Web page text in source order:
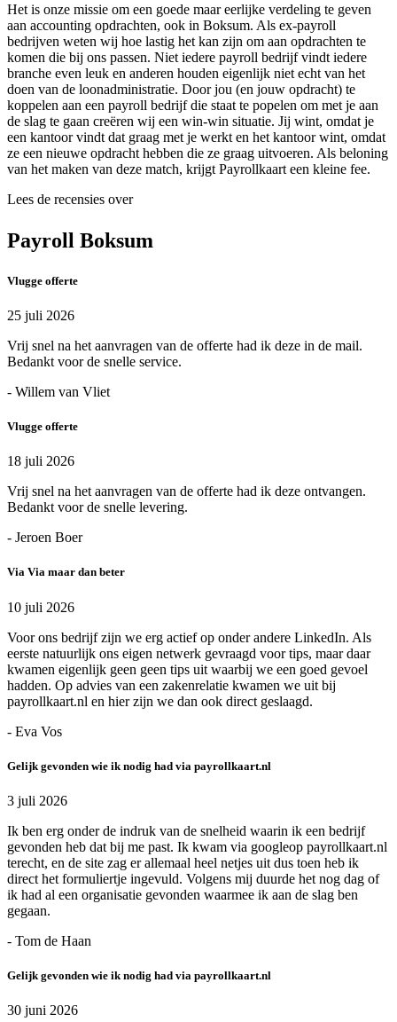
Het is onze missie om een goede maar eerlijke verdeling te geven
aan accounting opdrachten, ook in Boksum. Als ex-payroll
bedrijven weten wij hoe lastig het kan zijn om aan opdrachten te
komen die bij ons passen. Niet iedere payroll bedrijf vindt iedere
branche even leuk en anderen houden eigenlijk niet echt van het
doen van de loonadministratie. Door jou (en jouw opdracht) te
koppelen aan een payroll bedrijf die staat te popelen om met je aan
de slag te gaan creëren wij een win-win situatie. Jij wint, omdat je
een kantoor vindt dat graag met je werkt en het kantoor wint, omdat
ze een nieuwe opdracht hebben die ze graag uitvoeren. Als beloning
van het maken van deze match, krijgt Payrollkaart een kleine fee.
Lees de recensies over
Payroll Boksum
Vlugge offerte
25 juli 2026
Vrij snel na het aanvragen van de offerte had ik deze in de mail.
Bedankt voor de snelle service.
- Willem van Vliet
Vlugge offerte
18 juli 2026
Vrij snel na het aanvragen van de offerte had ik deze ontvangen.
Bedankt voor de snelle levering.
- Jeroen Boer
Via Via maar dan beter
10 juli 2026
Voor ons bedrijf zijn we erg actief op onder andere LinkedIn. Als
eerste natuurlijk ons eigen netwerk gevraagd voor tips, maar daar
kwamen eigenlijk geen geen tips uit waarbij we een goed gevoel
hadden. Op advies van een zakenrelatie kwamen we uit bij
payrollkaart.nl en hier zijn we dan ook direct geslaagd.
- Eva Vos
Gelijk gevonden wie ik nodig had via payrollkaart.nl
3 juli 2026
Ik ben erg onder de indruk van de snelheid waarin ik een bedrijf
gevonden heb dat bij me past. Ik kwam via googleop payrollkaart.nl
terecht, en de site zag er allemaal heel netjes uit dus toen heb ik
direct het formuliertje ingevuld. Volgens mij duurde het nog dag of
ik had al een organisatie gevonden waarmee ik aan de slag ben
gegaan.
- Tom de Haan
Gelijk gevonden wie ik nodig had via payrollkaart.nl
30 juni 2026